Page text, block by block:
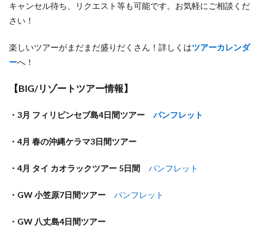
キャンセル待ち、リクエスト等も可能です。お気軽にご相談くだ
さい！
楽しいツアーがまだまだ盛りだくさん！詳しくはツアーカレンダ
ーへ！
【BIG/リゾートツアー情報】
・3月 フィリピンセブ島4日間ツアー パンフレット
・4月 春の沖縄ケラマ3日間ツアー
・4月 タイ カオラックツアー 5日間 パンフレット
・GW 小笠原7日間ツアー パンフレット
・GW 八丈島4日間ツアー